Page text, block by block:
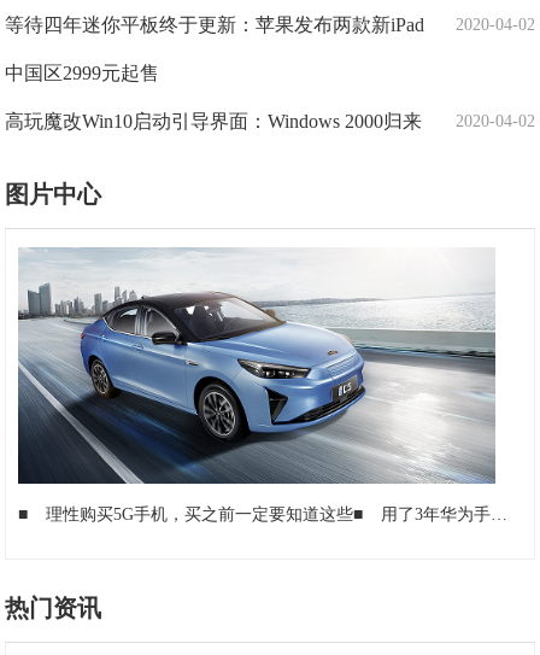
2020-04-02
等待四年迷你平板终于更新：苹果发布两款新iPad
中国区2999元起售
2020-04-02
高玩魔改Win10启动引导界面：Windows 2000归来
图片中心
■ 理性购买5G手机，买之前一定要知道这些■ 用了3年华为手机才发现！只要输入这串代码，手机WiFi信号更稳定
热门资讯